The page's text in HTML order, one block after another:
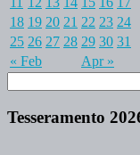
« Feb Apr »
18 19 20 21 22 23 24
25 26 27 28 29 30 31
Tesseramento